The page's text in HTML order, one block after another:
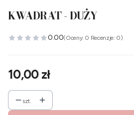
KWADRAT - DUŻY
0.00(Oceny: 0 Recenzje: 0)
Cena
10,00 zł
szt.